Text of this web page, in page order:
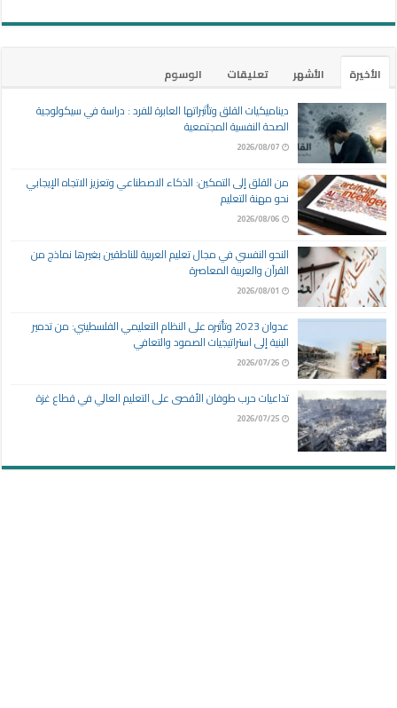
الأخيرة الأشهر تعليقات
الوسوم
ديناميكيات القلق وتأثيراتها العابرة للفرد : دراسة في سيكولوجية
الصحة النفسية المجتمعية
2026/08/07
من القلق إلى التمكين: الذكاء الاصطناعي وتعزيز الاتجاه الإيجابي
نحو مهنة التعليم
2026/08/06
النحو النفسي في مجال تعليم العربية للناطقين بغيرها نماذج من
القرآن والعربية المعاصرة
2026/08/01
عدوان 2023 وتأثيره على النظام التعليمي الفلسطيني: من تدمير
البنية إلى استراتيجيات الصمود والتعافي
2026/07/26
تداعيات حرب طوفان الأقصى على التعليم العالي في قطاع غزة
2026/07/25